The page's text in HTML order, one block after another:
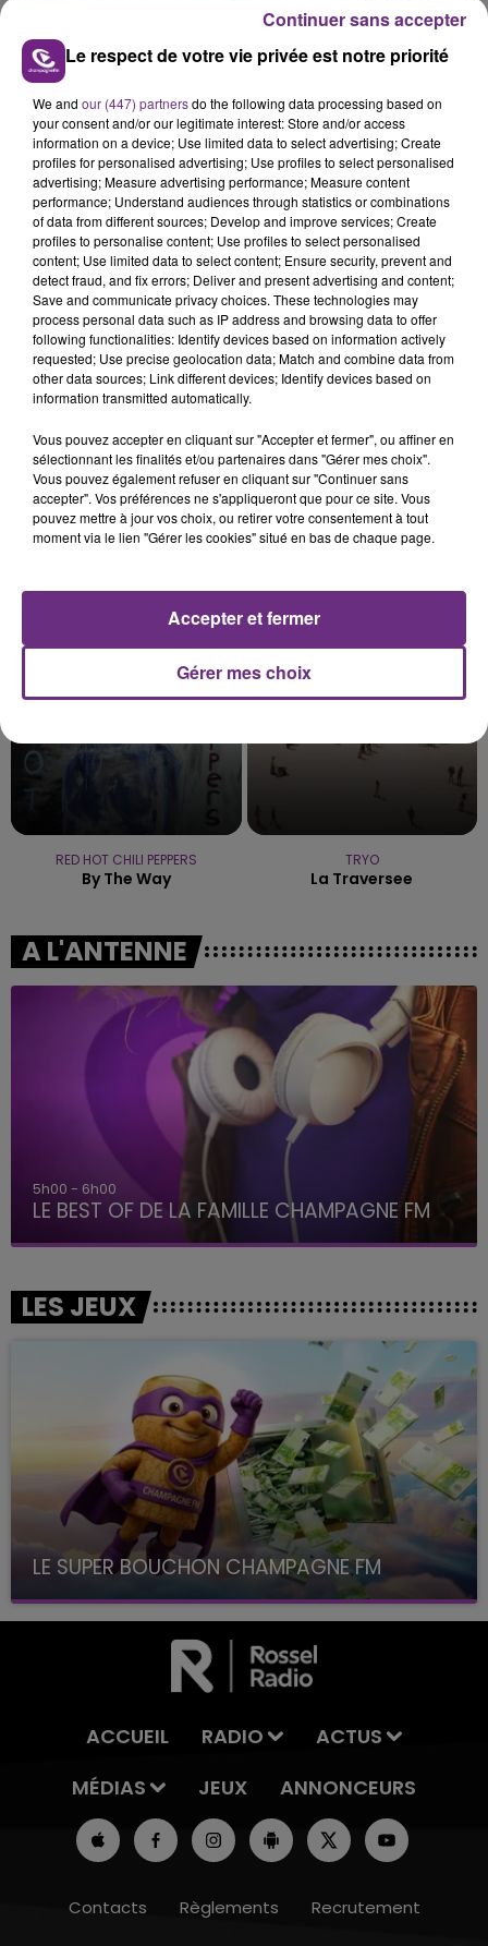
LE MAGASIN JOUÉCLUB DE REIMS FERME
SES PORTES
C'était l'une des institutions du centre-ville
rémois. Le magasin JouéClub est contraint de
fermer ses portes.
TITRES DIFFUSÉS
17h03
17h03
Impossible
17h00
17h00
Save Me Tonight
RED HOT CHILI PEPPERS
By The Way
TRYO
La Traversee
A L'ANTENNE
5h00 - 6h00
LE BEST OF DE LA FAMILLE CHAMPAGNE FM
LES JEUX
LE SUPER BOUCHON CHAMPAGNE FM
avec La Famille Champagne FM, à 8H10
ACCUEIL RADIO
ACTUS
MÉDIAS
JEUX ANNONCEURS
Contacts Règlements
Recrutement
Le respect de votre vie privée est notre priorité
We and our (447) partnersdo the following data processing based on
your consent and/or our legitimate interest: Store and/or access
information on a device; Use limited data to select advertising; Create
profiles for personalised advertising; Use profiles to select personalised
advertising; Measure advertising performance; Measure content
performance; Understand audiences through statistics or combinations
of data from different sources; Develop and improve services; Create
profiles to personalise content; Use profiles to select personalised
content; Use limited data to select content; Ensure security, prevent and
detect fraud, and fix errors; Deliver and present advertising and content;
Save and communicate privacy choices. These technologies may
process personal data such as IP address and browsing data to offer
following functionalities: Identify devices based on information actively
requested; Use precise geolocation data; Match and combine data from
other data sources; Link different devices; Identify devices based on
information transmitted automatically.
Vous pouvez accepter en cliquant sur "Accepter et fermer", ou affiner en
sélectionnant les finalités et/ou partenaires dans "Gérer mes choix".
Vous pouvez également refuser en cliquant sur "Continuer sans
accepter". Vos préférences ne s'appliqueront que pour ce site. Vous
pouvez mettre à jour vos choix, ou retirer votre consentement à tout
moment via le lien "Gérer les cookies" situé en bas de chaque page.
Gérer mes choix
Accepter et fermer
Continuer sans accepter